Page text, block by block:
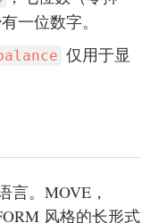
一位数字。
仅用于显
言。MOVE，
风格的长形式